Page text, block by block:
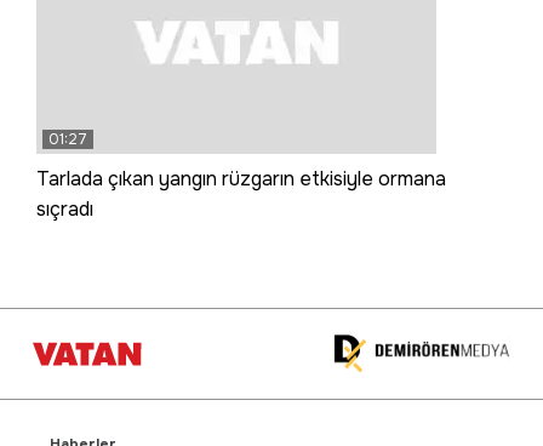
01:27
Tarlada çıkan yangın rüzgarın etkisiyle ormana
sıçradı